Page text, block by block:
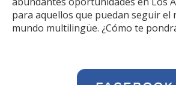
para aquellos que puedan seguir el
mundo multilingüe. ¿Cómo te